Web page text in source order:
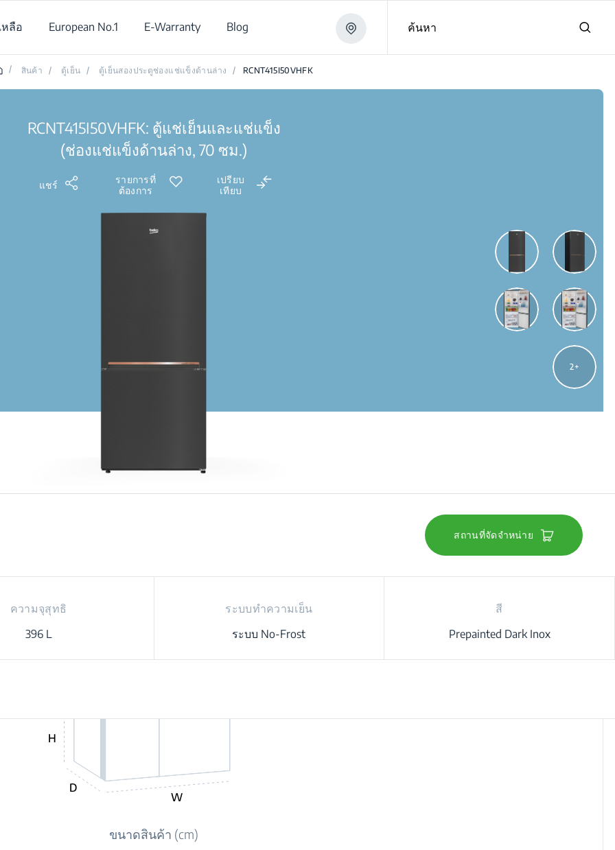
หลือ European No.1 E-Warranty Blog ค้นหา
/ สินค้า / ตู้เย็น / ตู้เย็นสองประตูช่องแช่แข็งด้านล่าง / RCNT415I50VHFK
RCNT415I50VHFK: ตู้แช่เย็นและแช่แข็ง
(ช่องแช่แข็งด้านล่าง, 70 ซม.)
แชร์
รายการที่
ต้องการ
เปรียบ
เทียบ
2
สถานที่จัดจำหน่าย
ความจุสุทธิ
396 L
ระบบทำความเย็น
ระบบ No-Frost
สี
Prepainted Dark Inox
H
D
W
ขนาดสินค้า (cm)